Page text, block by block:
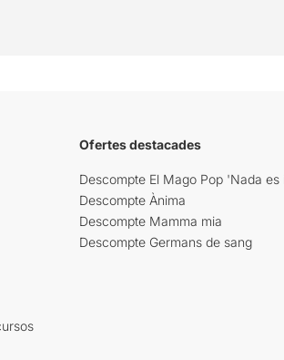
Ofertes destacades
Descompte El Mago Pop 'Nada es
Descompte Ànima
Descompte Mamma mia
Descompte Germans de sang